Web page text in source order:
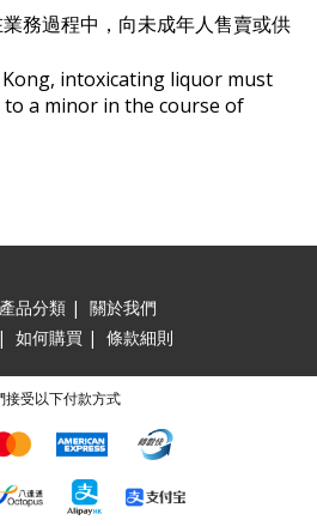
業務過程中，向未成年人售賣或供
intoxicating liquor must
a minor in the course of
產品分類 | 關於我們
| 如何購買 | 條款細則
接受以下付款方式